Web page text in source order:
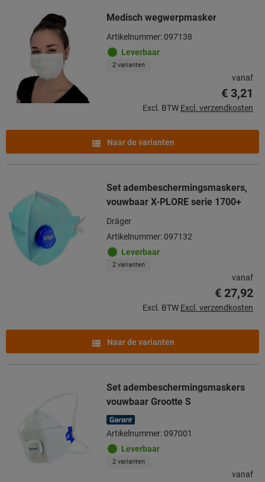
Medisch wegwerpmasker
Artikelnummer: 097138
Leverbaar
2 varianten
vanaf
€ 3,21
Excl. BTW Excl. verzendkosten
Naar de varianten
Set adembeschermingsmaskers,
vouwbaar X-PLORE serie 1700+
Dräger
Artikelnummer: 097132
Leverbaar
2 varianten
vanaf
€ 27,92
Excl. BTW Excl. verzendkosten
Naar de varianten
Set adembeschermingsmaskers
vouwbaar Grootte S
Artikelnummer: 097001
Leverbaar
2 varianten
vanaf